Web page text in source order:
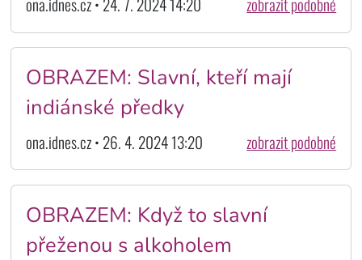
OBRAZEM: Slavní, kteří mají
indiánské předky
ona.idnes.cz • 26. 4. 2024 13:20 zobrazit podobné
OBRAZEM: Když to slavní
přeženou s alkoholem